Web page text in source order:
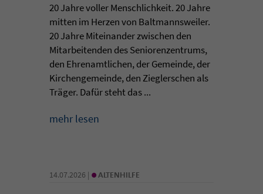
20 Jahre voller Menschlichkeit. 20 Jahre
mitten im Herzen von Baltmannsweiler.
20 Jahre Miteinander zwischen den
Mitarbeitenden des Seniorenzentrums,
den Ehrenamtlichen, der Gemeinde, der
Kirchengemeinde, den Zieglerschen als
Träger. Dafür steht das ...
mehr lesen
14.07.2026 | • ALTENHILFE